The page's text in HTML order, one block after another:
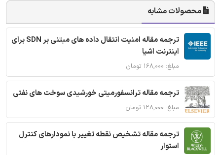
محصولات مشابه
ترجمه مقاله امنیت انتقال داده های مبتنی بر SDN برای
اینترنت اشیا
مبلغ: ۱۶۸,۰۰۰ تومان
ترجمه مقاله ترانسفورمیتی خورشیدی سوخت های نفتی
مبلغ: ۱۲۸,۰۰۰ تومان
ترجمه مقاله تشخیص نقطه تغییر با نمودارهای کنترل
استوار